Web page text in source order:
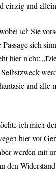
einzig und
ich Sie
Passage sich
hier nicht:
und alle
ich mich
hier vor
werden mit
den